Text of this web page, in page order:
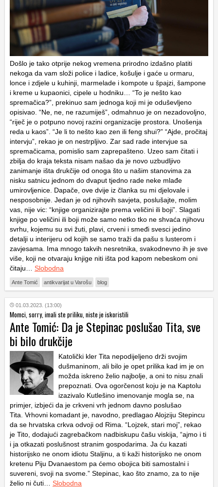
Došlo je tako otprije nekog vremena prirodno izdašno platiti
nekoga da vam složi police i ladice, košulje i gaće u ormaru,
lonce i zdjele u kuhinji, marmelade i kompote u špajzi, šampone
i kreme u kupaonici, cipele u hodniku… “To je nešto kao
spremačica?”, prekinuo sam jednoga koji mi je oduševljeno
opisivao. “Ne, ne, ne razumiješ”, odmahnuo je on nezadovoljno,
“riječ je o potpuno novoj razini organizacije prostora. Unošenja
reda u kaos”. “Je li to nešto kao zen ili feng shui?” “Ajde, pročitaj
intervju”, rekao je on nestrpljivo. Zar sad rade intervjue sa
spremačicama, pomislio sam zaprepašteno. Uzeo sam čitati i
zbilja do kraja teksta nisam našao da je novo uzbudljivo
zanimanje išta drukčije od onoga što u našim stanovima za
nisku satnicu jednom do dvaput tjedno rade neke mlađe
umirovljenice. Dapače, ove dvije iz članka su mi djelovale i
nesposobnije. Jedan je od njihovih savjeta, poslušajte, molim
vas, nije vic: “knjige organizirajte prema veličini ili boji”. Slagati
knjige po veličini ili boji može samo netko tko ne shvaća njihovu
svrhu, kojemu su svi žuti, plavi, crveni i smeđi svesci jedino
detalji u interijeru od kojih se samo traži da pašu s lusterom i
zavjesama. Ima mnogo takvih nesretnika, svakodnevno ih je sve
više, koji ne otvaraju knjige niti išta pod kapom nebeskom oni
čitaju… Slobodna
Ante Tomić antikvarijat u Varošu blog
01.03.2023. (13:00)
Momci, sorry, imali ste priliku, niste je iskoristili
Ante Tomić: Da je Stepinac poslušao Tita, sve
bi bilo drukčije
Katolički kler Tita nepodijeljeno drži svojim
dušmaninom, ali bilo je opet prilika kad im je on
možda iskreno želio najbolje, a oni to nisu znali
prepoznati. Ova ogorčenost koju je na Kaptolu
izazivalo Kutlešino imenovanje mogla se, na
primjer, izbjeći da je crkveni vrh jednom davno poslušao
Tita. Vrhovni komadant je, navodno, predlagao Alojziju Stepincu
da se hrvatska crkva odvoji od Rima. “Lojzek, stari moj”, rekao
je Tito, dodajući zagrebačkom nadbiskupu čašu viskija, “ajmo i ti
i ja otkazati poslušnost stranim gospodarima. Ja ću kazati
historijsko ne onom idiotu Staljinu, a ti kaži historijsko ne onom
kretenu Piju Dvanaestom pa ćemo obojica biti samostalni i
suvereni, svoji na svome.” Stepinac, kao što znamo, za to nije
želio ni čuti… Slobodna